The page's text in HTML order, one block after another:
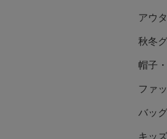
アウ
秋冬
帽子
ファ
バッグ
キッ